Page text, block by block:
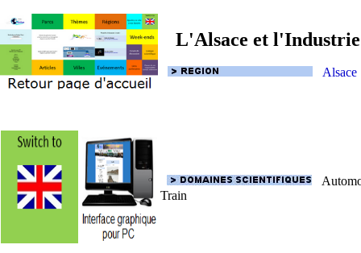
L'Alsace et
Alsace
Train